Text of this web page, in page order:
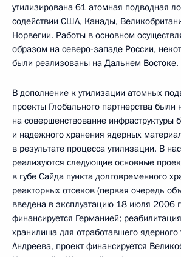
утилизирована 61 атомная подводная
содействии США, Канады,
Норвегии. Работы в основном
образом на северо-западе России,
были реализованы на Дальнем Востоке.
В дополнение к утилизации атомных
проекты Глобального партнерства были
на совершенствование инфраструктуры
и надежного хранения ядерных
в результате процесса утилизации. В
реализуются следующие основные
в губе Сайда пункта долговременного
реакторных отсеков (первая очередь
введена в эксплуатацию 18 июля 2006
финансируется Германией;
хранилища для отработавшего ядерного
Андреева, проект финансируется